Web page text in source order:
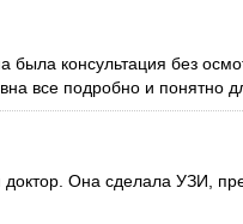
была консультация без
все подробно и понятно
Она сделала УЗИ,